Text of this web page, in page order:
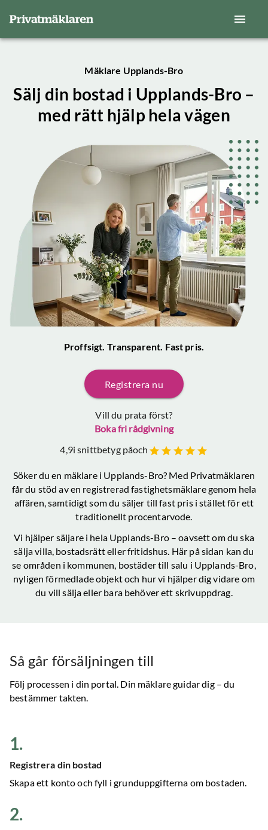
Mäklare Upplands-Bro
Sälj din bostad i Upplands-Bro –
med rätt hjälp hela vägen
Proffsigt. Transparent. Fast pris.
Registrera nu
Vill du prata först?
Boka fri rådgivning
4,9i snittbetyg påoch
Söker du en mäklare i Upplands-Bro? Med Privatmäklaren
får du stöd av en registrerad fastighetsmäklare genom hela
affären, samtidigt som du säljer till fast pris i stället för ett
traditionellt procentarvode.
Vi hjälper säljare i hela Upplands-Bro– oavsett om du ska
sälja villa, bostadsrätt eller fritidshus. Här på sidan kan du
se områden i kommunen, bostäder till salu i Upplands-Bro,
nyligen förmedlade objekt och hur vi hjälper dig vidare om
du vill sälja eller bara behöver ett skrivuppdrag.
Så går försäljningen till
Följ processen i din portal. Din mäklare guidar dig – du
bestämmer takten.
1.
Registrera din bostad
Skapa ett konto och fyll i grunduppgifterna om bostaden.
2.